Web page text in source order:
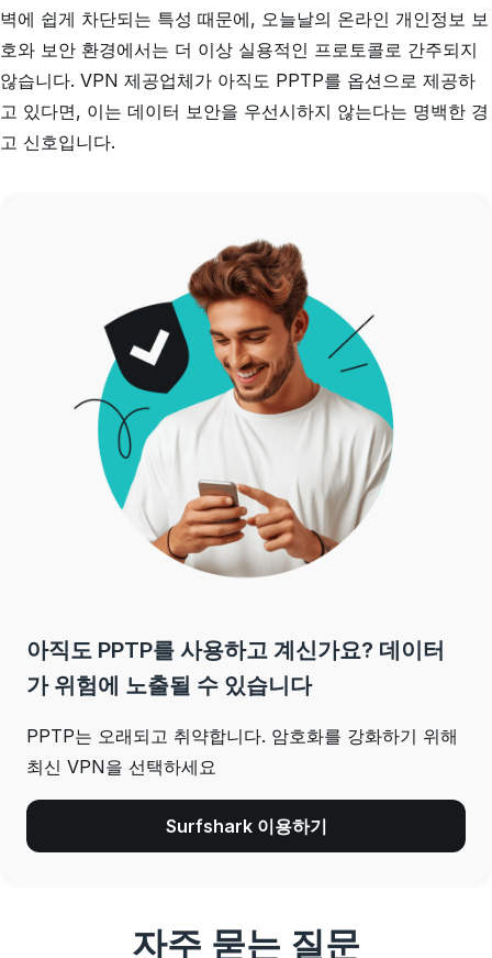
벽에 쉽게 차단되는 특성 때문에, 오늘날의 온라인 개인정보 보
호와 보안 환경에서는 더 이상 실용적인 프로토콜로 간주되지
않습니다. VPN 제공업체가 아직도 PPTP를 옵션으로 제공하
고 있다면, 이는 데이터 보안을 우선시하지 않는다는 명백한 경
고 신호입니다.
아직도 PPTP를 사용하고 계신가요? 데이터
가 위험에 노출될 수 있습니다
PPTP는 오래되고 취약합니다. 암호화를 강화하기 위해
최신 VPN을 선택하세요
Surfshark 이용하기
자주 묻는 질문